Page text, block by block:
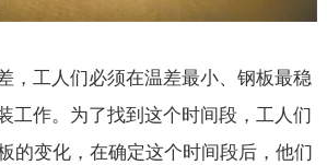
，工人们必须在温差最小、钢板最稳
工作。为了找到这个时间段，工人们
的变化，在确定这个时间段后，他们